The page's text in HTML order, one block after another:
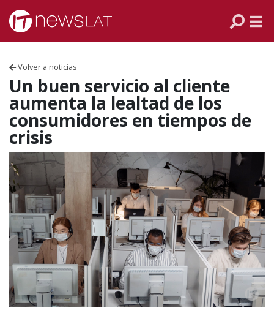
Skip to content
Volver a noticias
Un buen servicio al cliente
aumenta la lealtad de los
consumidores en tiempos de
crisis
VENEZUELA
ECUADOR
CHILE
ARGENTINA
MÉXICO